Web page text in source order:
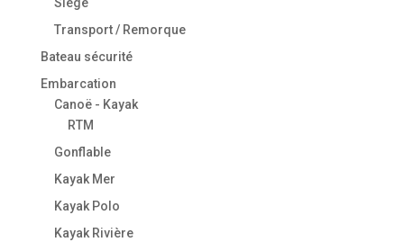
Transport / Remorque
Bateau sécurité
Embarcation
Canoë - Kayak
RTM
Gonflable
Kayak Mer
Kayak Polo
Kayak Rivière